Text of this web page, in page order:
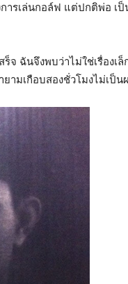
ารเล่นกอล์ฟ แต่ปกติพ่อ
จ ฉันจึงพบว่าไม่ใช่เรื่อง
ามเกือบสองชั่วโมงไม่เป็